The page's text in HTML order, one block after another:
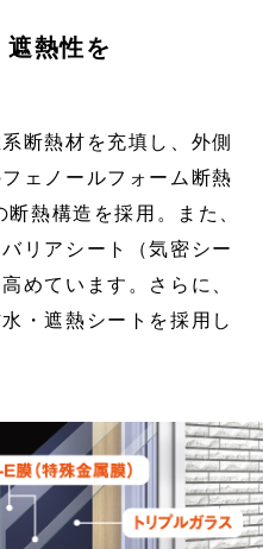
熱性を
断熱材を充填し、外側
ェノールフォーム断熱
熱構造を採用。また、
リアシート（気密シー
めています。さらに、
・遮熱シートを採用し